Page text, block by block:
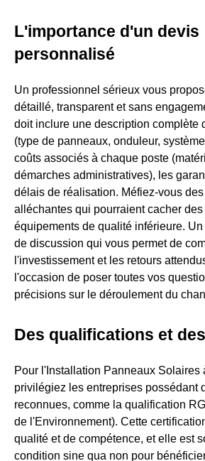
L'importance d'un devis
personnalisé
Un professionnel sérieux vous
détaillé, transparent et sans
doit inclure une description complète
(type de panneaux, onduleur,
coûts associés à chaque poste
démarches administratives), les
délais de réalisation. Méfiez-vous
alléchantes qui pourraient cacher
équipements de qualité inférieure.
de discussion qui vous permet de
l'investissement et les retours
l'occasion de poser toutes vos
précisions sur le déroulement du
Des qualifications et
Pour l'Installation Panneaux Solaires
privilégiez les entreprises possédant
reconnues, comme la qualification
de l'Environnement). Cette
qualité et de compétence, et elle est
condition sine qua non pour